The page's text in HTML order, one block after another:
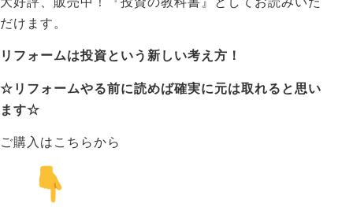
だけます。
リフォームは投資という新しい考え方！
☆リフォームやる前に読めば確実に元は取れると思い
ます☆
ご購入はこちらから